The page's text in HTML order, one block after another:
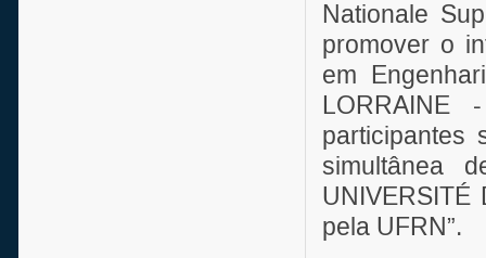
Nationale
promover o
em
LORRAINE
participantes
simultânea
UNIVERSITÉ
pela UFRN”.